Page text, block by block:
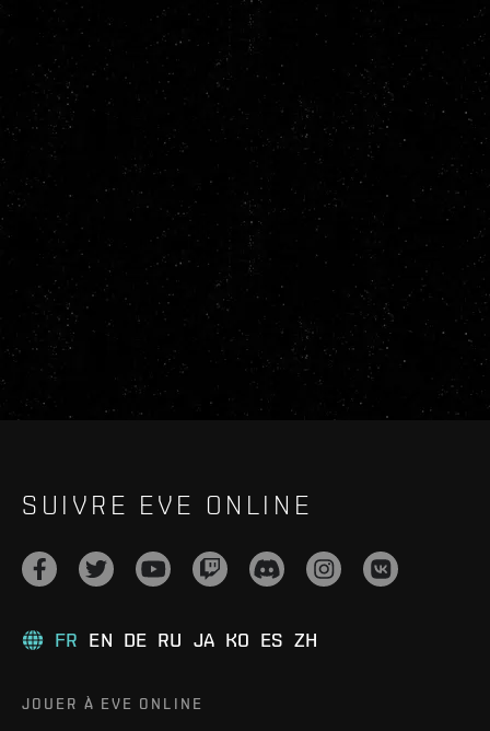
SUIVRE EVE ONLINE
FR EN DE RU JA KO ES ZH
JOUER À EVE ONLINE